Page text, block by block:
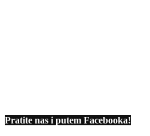
Pratite nas i putem Facebooka!